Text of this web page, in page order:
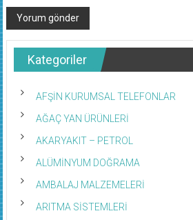
Kategoriler
AFŞİN KURUMSAL TELEFONLAR
AĞAÇ YAN ÜRÜNLERİ
AKARYAKIT – PETROL
ALÜMİNYUM DOĞRAMA
AMBALAJ MALZEMELERİ
ARITMA SİSTEMLERİ